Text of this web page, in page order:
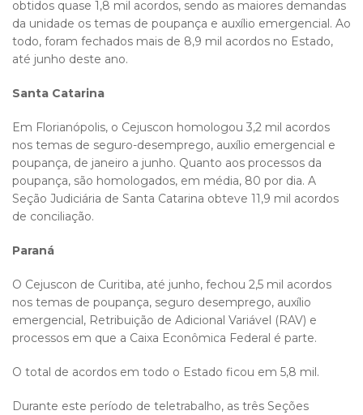
obtidos quase 1,8 mil acordos, sendo as maiores demandas
da unidade os temas de poupança e auxílio emergencial. Ao
todo, foram fechados mais de 8,9 mil acordos no Estado,
até junho deste ano.
Santa Catarina
Em Florianópolis, o Cejuscon homologou 3,2 mil acordos
nos temas de seguro-desemprego, auxílio emergencial e
poupança, de janeiro a junho. Quanto aos processos da
poupança, são homologados, em média, 80 por dia. A
Seção Judiciária de Santa Catarina obteve 11,9 mil acordos
de conciliação.
Paraná
O Cejuscon de Curitiba, até junho, fechou 2,5 mil acordos
nos temas de poupança, seguro desemprego, auxílio
emergencial, Retribuição de Adicional Variável (RAV) e
processos em que a Caixa Econômica Federal é parte.
O total de acordos em todo o Estado ficou em 5,8 mil.
Durante este período de teletrabalho, as três Seções